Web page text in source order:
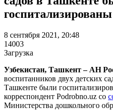
8 сентября 2021, 20:48
14003
Загрузка
Узбекистан, Ташкент – АН
воспитанников двух детских
Ташкенте были
корреспондент Podrobno.uz со
Министерства дошкольного